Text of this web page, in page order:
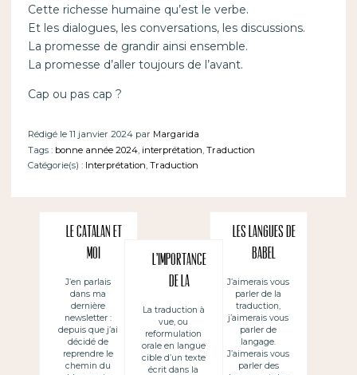
Cette richesse humaine qu’est le verbe.
Et les dialogues, les conversations, les discussions.
La promesse de grandir ainsi ensemble.
La promesse d’aller toujours de l’avant.
Cap ou pas cap ?
Rédigé le 11 janvier 2024 par Margarida
Tags : bonne année 2024, interprétation, Traduction
Catégorie(s) : Interprétation, Traduction
Le catalan et
moi
J’en parlais
dans ma
dernière
newsletter :
depuis que j’ai
décidé de
reprendre le
chemin du
L’importance
de la
traduction à
vue (pour
l’interprétati
on)
La traduction à
vue, ou
reformulation
orale en langue
cible d’un texte
écrit dans la
Les langues de
Babel
J’aimerais vous
parler de la
traduction,
j’aimerais vous
parler de
langage.
J’aimerais vous
parler des